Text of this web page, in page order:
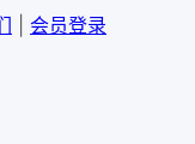
会员登录